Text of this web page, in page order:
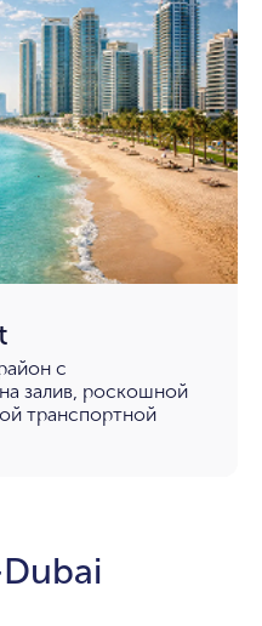
с
залив, роскошной
транспортной